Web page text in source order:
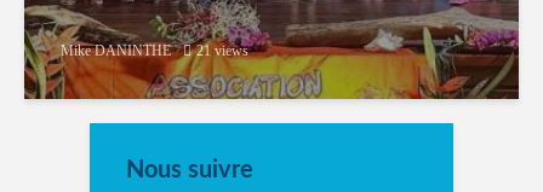
Mike DANINTHE 21 views
Nous suivre